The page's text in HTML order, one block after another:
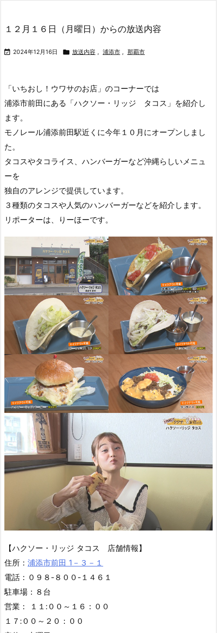
１２月１６日（月曜日）からの放送内容
 2024年12月16日  放送内容 , 浦添市 , 那覇市
「いちおし！ウワサのお店」のコーナーでは
浦添市前田にある「ハクソー・リッジ タコス」を紹介し
ます。
モノレール浦添前田駅近くに今年１０月にオープンしまし
た。
タコスやタコライス、ハンバーガーなど沖縄らしいメニュ
ーを
独自のアレンジで提供しています。
３種類のタコスや人気のハンバーガーなどを紹介します。
リポーターは、りーほーです。
【ハクソー・リッジ タコス 店舗情報】
住所： 浦添市前田 1－３－１
電話：０９８-８００-１４６１
駐車場：８台
営業： １１:００～１６：００
１７:００～２０：００